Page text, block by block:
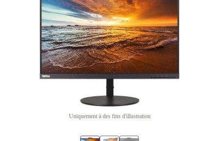
Uniquement à des fins d'illustration